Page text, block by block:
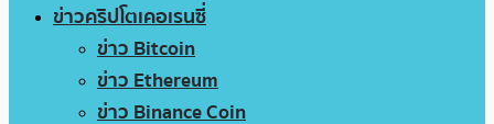
ข่าวคริปโตเคอเรนซี่
ข่าว Bitcoin
ข่าว Ethereum
ข่าว Binance Coin